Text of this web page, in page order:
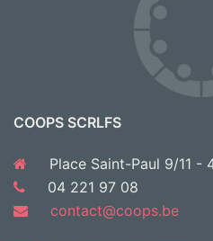
COOPS SCRLFS
Place Saint-Paul 9/11 -
04 221 97 08
contact@coops.be